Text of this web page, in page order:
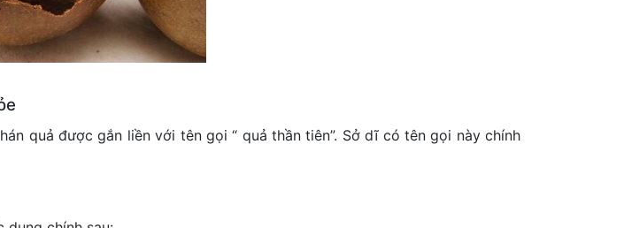
quả được gắn liền với tên gọi “ quả thần tiên”. Sở dĩ có tên gọi này chính